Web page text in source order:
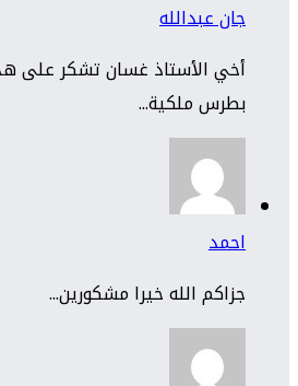
جان عبدالله
أخي الأستاذ غسان تشكر على
بطرس ملكية...
احمد
جزاكم الله خيرا مشكورين...